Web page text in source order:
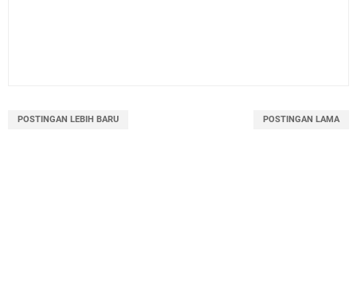
POSTINGAN LEBIH BARU POSTINGAN LAMA